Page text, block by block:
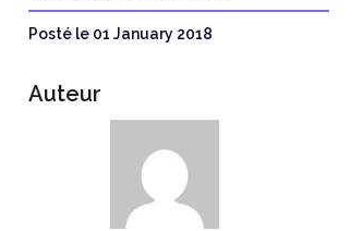
Posté le 01 January 2018
Auteur